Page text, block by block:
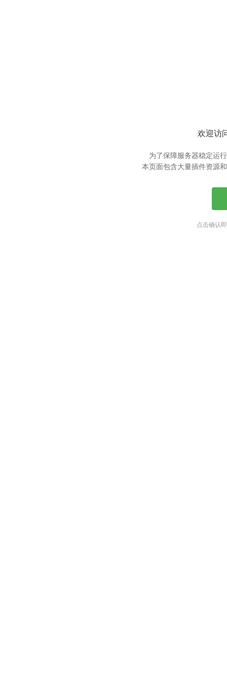
欢迎访
为了保障服务器稳定运
本页面包含大量插件资源
点击确认